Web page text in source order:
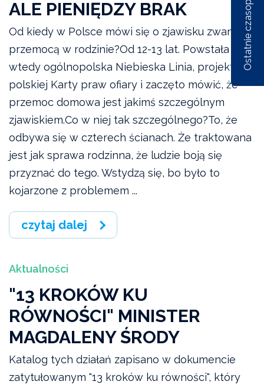
ALE PIENIĘDZY BRAK
Od kiedy w Polsce mówi się o zjawisku zwanym
przemocą w rodzinie?Od 12-13 lat. Powstała
wtedy ogólnopolska Niebieska Linia, projekt
polskiej Karty praw ofiary i zaczęto mówić, że
przemoc domowa jest jakimś szczególnym
zjawiskiem.Co w niej tak szczególnego?To, że
odbywa się w czterech ścianach. Że traktowana
jest jak sprawa rodzinna, że ludzie boją się
przyznać do tego. Wstydzą się, bo było to
kojarzone z problemem ...
czytaj dalej
Aktualności
"13 KROKÓW KU
RÓWNOŚCI" MINISTER
MAGDALENY ŚRODY
Katalog tych działań zapisano w dokumencie
zatytułowanym "13 kroków ku równości", który
Ostatnie czasopisma
Nr 1/162/2026 Nr 6/161/2025 Nr 5/